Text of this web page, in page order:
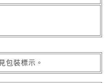
包裝標示。